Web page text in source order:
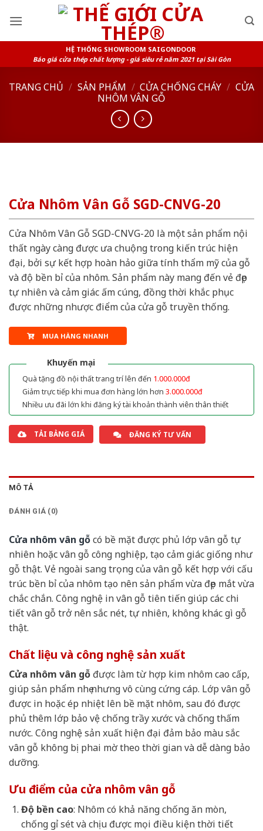
HỆ THỐNG SHOWROOM SAIGONDOOR
Báo giá cửa thép chất lượng - giá siêu rẻ năm 2021 tại Sài Gòn
TRANG CHỦ / SẢN PHẨM / CỬA CHỐNG CHÁY / CỬA
NHÔM VÂN GỖ
Cửa Nhôm Vân Gỗ SGD-CNVG-20
Cửa Nhôm Vân Gỗ SGD-CNVG-20 là một sản phẩm nội
thất ngày càng được ưa chuộng trong kiến trúc hiện
đại, bởi sự kết hợp hoàn hảo giữa tính thẩm mỹ của gỗ
và độ bền bỉ của nhôm. Sản phẩm này mang đến vẻ đẹp
tự nhiên và cảm giác ấm cúng, đồng thời khắc phục
được những nhược điểm của cửa gỗ truyền thống.
MUA HÀNG NHANH
Khuyến mại
Quà tặng đồ nội thất trang trí lên đến 1.000.000đ
Giảm trực tiếp khi mua đơn hàng lớn hơn 3.000.000đ
Nhiều ưu đãi lớn khi đăng ký tài khoản thành viên thân thiết
TẢI BẢNG GIÁ ĐĂNG KÝ TƯ VẤN
MÔ TẢ
ĐÁNH GIÁ (0)
Cửa nhôm vân gỗcó bề mặt được phủ lớp vân gỗ tự
nhiên hoặc vân gỗ công nghiệp, tạo cảm giác giống như
gỗ thật. Vẻ ngoài sang trọng của vân gỗ kết hợp với cấu
trúc bền bỉ của nhôm tạo nên sản phẩm vừa đẹp mắt vừa
chắc chắn. Công nghệ in vân gỗ tiên tiến giúp các chi
tiết vân gỗ trở nên sắc nét, tự nhiên, không khác gì gỗ
thật.
Chất liệu và công nghệ sản xuất
Cửa nhôm vân gỗ được làm từ hợp kim nhôm cao cấp,
giúp sản phẩm nhẹ nhưng vô cùng cứng cáp. Lớp vân gỗ
được in hoặc ép nhiệt lên bề mặt nhôm, sau đó được
phủ thêm lớp bảo vệ chống trầy xước và chống thấm
nước. Công nghệ sản xuất hiện đại đảm bảo màu sắc
vân gỗ không bị phai mờ theo thời gian và dễ dàng bảo
dưỡng.
Ưu điểm của cửa nhôm vân gỗ
Độ bền cao: Nhôm có khả năng chống ăn mòn,
chống gỉ sét và chịu được mọi điều kiện thời tiết